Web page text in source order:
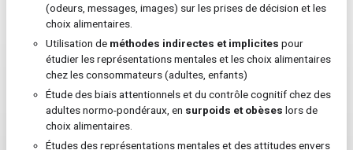
(odeurs, messages, images) sur les prises de décision et les
choix alimentaires.
Utilisation de méthodes indirectes et implicites pour
étudier les représentations mentales et les choix alimentaires
chez les consommateurs (adultes, enfants)
Étude des biais attentionnels et du contrôle cognitif chez des
adultes normo-pondéraux, en surpoids et obèses lors de
choix alimentaires.
Études des représentations mentales et des attitudes envers